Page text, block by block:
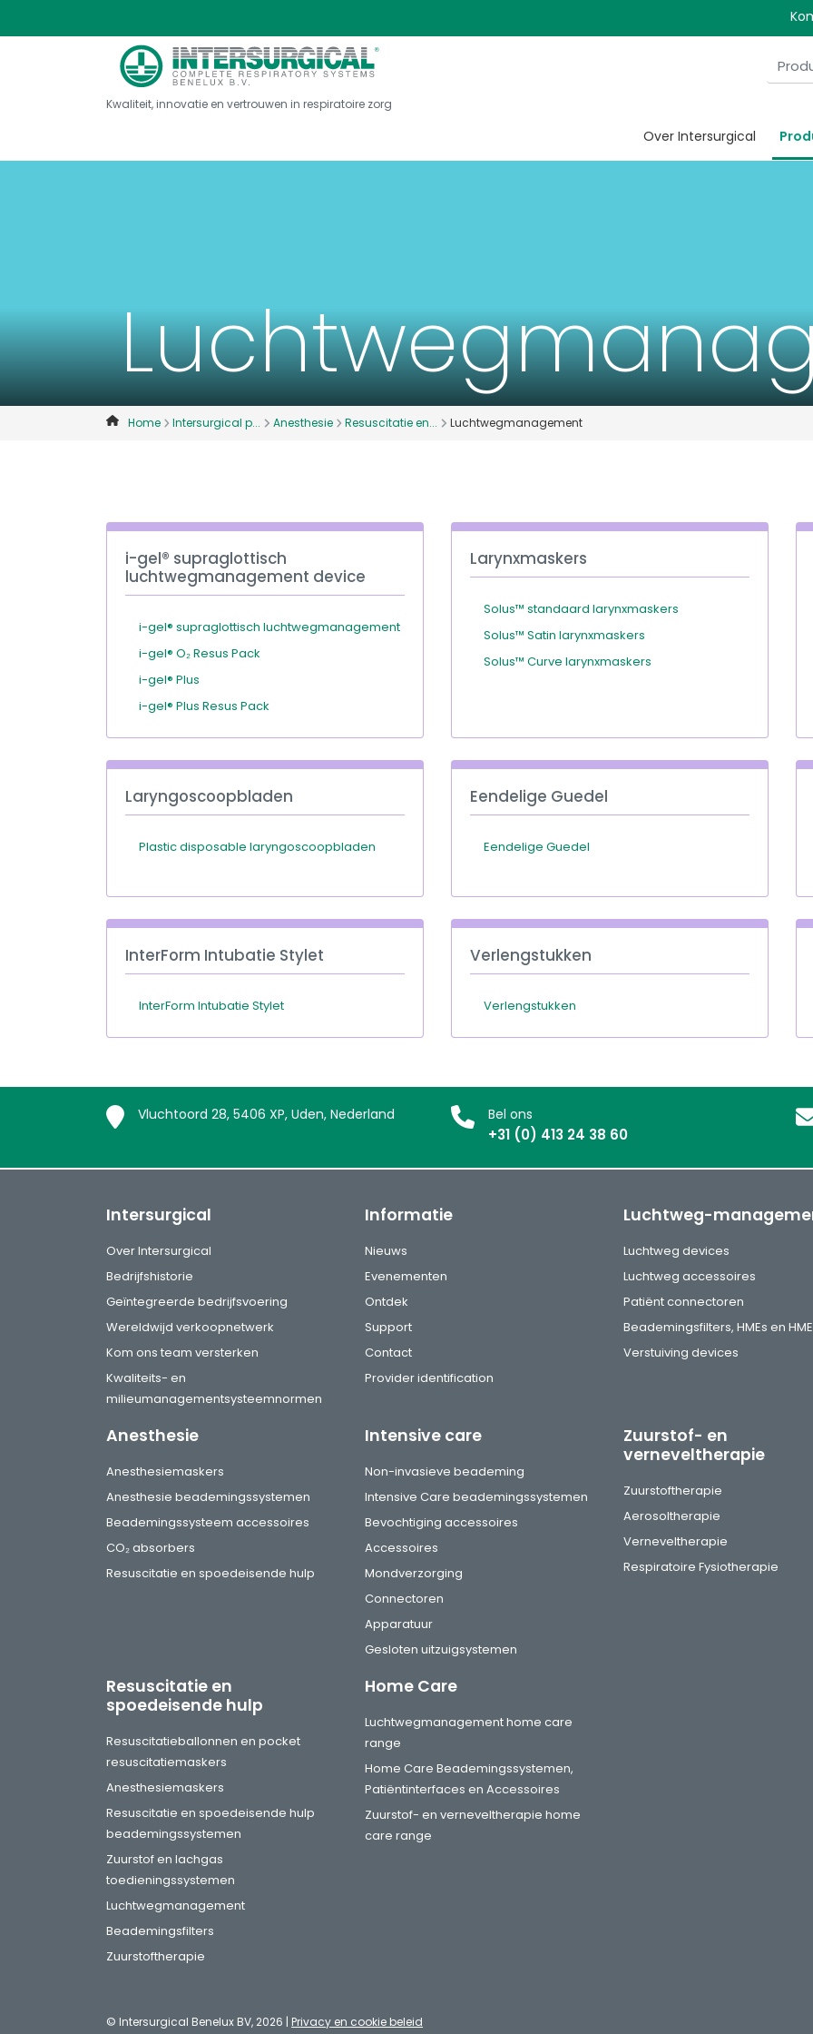
Kwaliteit, innovatie en vertrouwen in respiratoire zorg
Over Intersurgical
Home Intersurgical p... Anesthesie Resuscitatie en... Luchtwegmanagement
i-gel® supraglottisch
luchtwegmanagement device
i-gel® supraglottisch luchtwegmanagement
i-gel® O₂ Resus Pack
i-gel® Plus
i-gel® Plus Resus Pack
Larynxmaskers
Solus™ standaard larynxmaskers
Solus™ Satin larynxmaskers
Solus™ Curve larynxmaskers
Laryngoscoopbladen
Plastic disposable laryngoscoopbladen
Eendelige Guedel
Eendelige Guedel
InterForm Intubatie Stylet
InterForm Intubatie Stylet
Verlengstukken
Verlengstukken
Vluchtoord 28, 5406 XP, Uden, Nederland Bel ons
+31 (0) 413 24 38 60
Intersurgical
Over Intersurgical
Bedrijfshistorie
Geïntegreerde bedrijfsvoering
Wereldwijd verkoopnetwerk
Kom ons team versterken
Kwaliteits- en
milieumanagementsysteemnormen
Informatie
Nieuws
Evenementen
Ontdek
Support
Contact
Provider identification
Luchtweg-
Luchtweg devices
Luchtweg accessoires
Patiënt connectoren
Beademingsfilters, HMEs en
Verstuiving devices
Anesthesie
Anesthesiemaskers
Anesthesie beademingssystemen
Beademingssysteem accessoires
CO₂ absorbers
Resuscitatie en spoedeisende hulp
Intensive care
Non-invasieve beademing
Intensive Care beademingssystemen
Bevochtiging accessoires
Accessoires
Mondverzorging
Connectoren
Apparatuur
Gesloten uitzuigsystemen
Zuurstof- en
verneveltherapie
Zuurstoftherapie
Aerosoltherapie
Verneveltherapie
Respiratoire Fysiotherapie
Resuscitatie en
spoedeisende hulp
Resuscitatieballonnen en pocket
resuscitatiemaskers
Anesthesiemaskers
Resuscitatie en spoedeisende hulp
beademingssystemen
Zuurstof en lachgas
toedieningssystemen
Luchtwegmanagement
Beademingsfilters
Zuurstoftherapie
Home Care
Luchtwegmanagement home care
range
Home Care Beademingssystemen,
Patiëntinterfaces en Accessoires
Zuurstof- en verneveltherapie home
care range
© Intersurgical Benelux BV, 2026 | Privacy en cookie beleid